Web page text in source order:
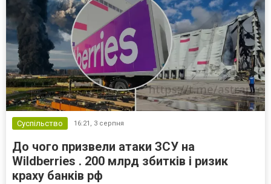
Суспільство 16:21, 3 серпня
До чого призвели атаки ЗСУ на
Wildberries . 200 млрд збитків і ризик
краху банків рф